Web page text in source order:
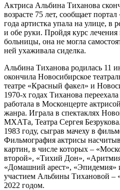
Актриса Альбина Тиханова
возрасте 75 лет, сообщает
года артистка упала на улице, в
и обе руки. Пройдя курс
больницы, она не могла
ней ухаживала сиделка.
Альбина Тиханова родилась 11
окончила Новосибирское
театре «Красный факел» и
1970-х годах Тиханова
работала в Москонцерте
жанра. Играла в спектаклях
МХАТа, Театра Сергея
1983 году, сыграв мачеху в
Фильмография актрисы
картин, в числе которых –
второй», «Тихий Дон»,
«Домашний арест», «Эпидемия»
участием Альбины Тихановой –
2022 годом.